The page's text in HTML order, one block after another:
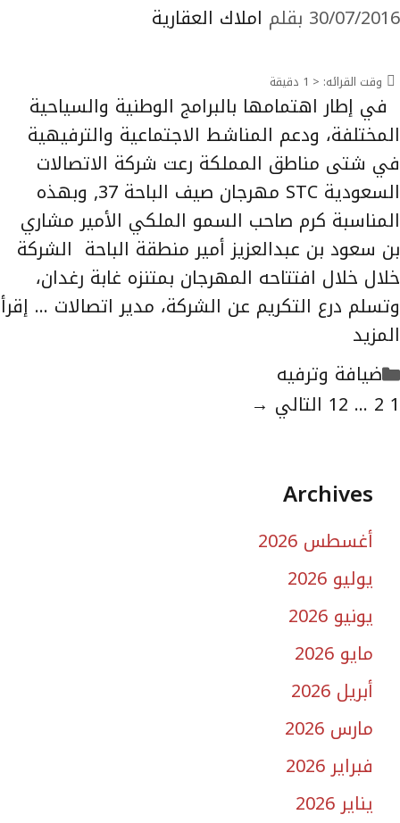
30/07/2016 بقلم املاك العقارية
وقت القرائه: < 1 دقيقة
في إطار اهتمامها بالبرامج الوطنية والسياحية
المختلفة، ودعم المناشط الاجتماعية والترفيهية
في شتى مناطق المملكة رعت شركة الاتصالات
السعودية STC مهرجان صيف الباحة 37, وبهذه
المناسبة كرم صاحب السمو الملكي الأمير مشاري
بن سعود بن عبدالعزيز أمير منطقة الباحة الشركة
خلال خلال افتتاحه المهرجان بمتنزه غابة رغدان،
وتسلم درع التكريم عن الشركة، مدير اتصالات … إقرأ
المزيد
التصنيفات
ضيافة وترفيه
الصفحة
1 الصفحة
2
... الصفحة
12 التالي →
Archives
أغسطس 2026
يوليو 2026
يونيو 2026
مايو 2026
أبريل 2026
مارس 2026
فبراير 2026
يناير 2026